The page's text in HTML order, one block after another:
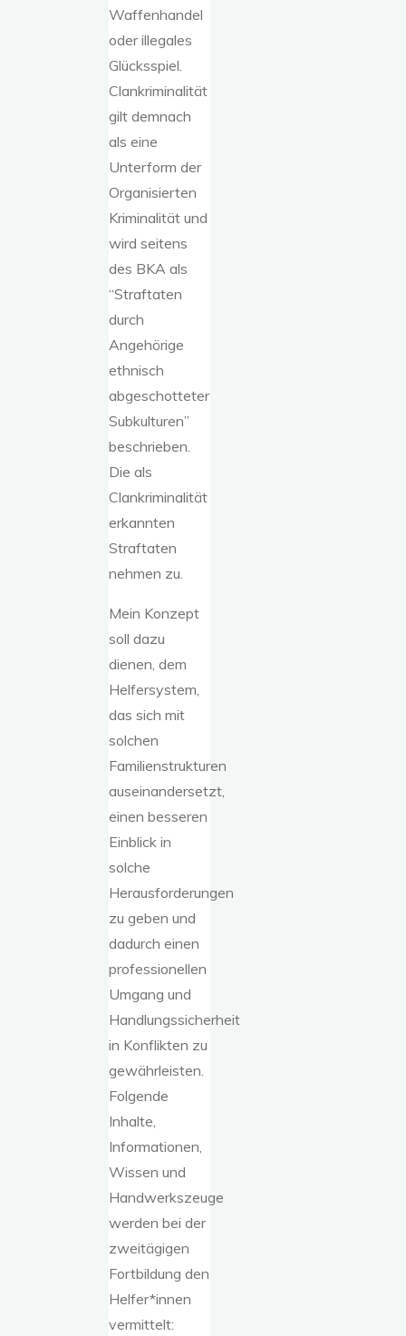
Waffenhandel
oder illegales
Glücksspiel.
Clankriminalität
gilt demnach
als eine
Unterform der
Organisierten
Kriminalität und
wird seitens
des BKA als
“Straftaten
durch
Angehörige
ethnisch
abgeschotteter
Subkulturen”
beschrieben.
Die als
Clankriminalität
erkannten
Straftaten
nehmen zu.
Mein Konzept
soll dazu
dienen, dem
Helfersystem,
das sich mit
solchen
Familienstrukturen
auseinandersetzt,
einen besseren
Einblick in
solche
Herausforderungen
zu geben und
dadurch einen
professionellen
Umgang und
Handlungssicherheit
in Konflikten zu
gewährleisten.
Folgende
Inhalte,
Informationen,
Wissen und
Handwerkszeuge
werden bei der
zweitägigen
Fortbildung den
Helfer*innen
vermittelt: